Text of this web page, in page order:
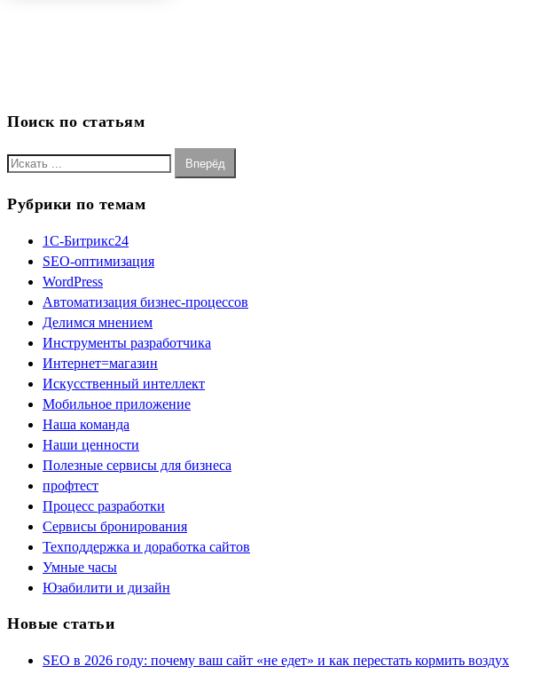
Поиск по статьям
Рубрики по темам
1С-Битрикс24
SEO-оптимизация
WordPress
Автоматизация бизнес-процессов
Делимся мнением
Инструменты разработчика
Интернет=магазин
Искусственный интеллект
Мобильное приложение
Наша команда
Наши ценности
Полезные сервисы для бизнеса
профтест
Процесс разработки
Сервисы бронирования
Техподдержка и доработка сайтов
Умные часы
Юзабилити и дизайн
Новые статьи
SEO в 2026 году: почему ваш сайт «не едет» и как перестать кормить воздух